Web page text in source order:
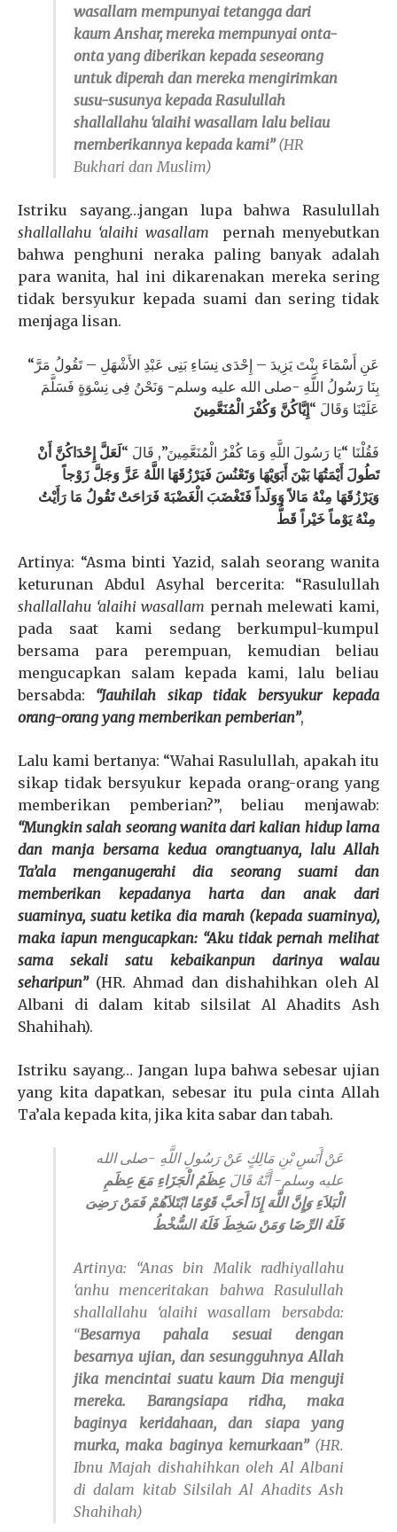
wasallam mempunyai tetangga dari
kaum Anshar, mereka mempunyai onta-
onta yang diberikan kepada seseorang
untuk diperah dan mereka mengirimkan
susu-susunya kepada Rasulullah
shallallahu ‘alaihi wasallam lalu beliau
memberikannya kepada kami”(HR
Bukhari dan Muslim)
Istriku sayang…jangan lupa bahwa Rasulullah
shallallahu ‘alaihi wasallam pernah menyebutkan
bahwa penghuni neraka paling banyak adalah
para wanita, hal ini dikarenakan mereka sering
tidak bersyukur kepada suami dan sering tidak
menjaga lisan.
“عَنِ أَسْمَاءَ بِنْتَ يَزِيدَ – إِحْدَى نِسَاءِ بَنِى عَبْدِ الأَشْهَلِ – تَقُولُ مَرَّ
بِنَا رَسُولُ اللَّهِ -صلى الله عليه وسلم- وَنَحْنُ فِى نِسْوَةٍ فَسَلَّمَ
عَلَيْنَا وَقَالَ “إِيَّاكُنَّ وَكُفْرَ الْمُنَعَّمِينَ
فَقُلْنَا “يَا رَسُولَ اللَّهِ وَمَا كُفْرُ الْمُنَعَّمِينَ”, قَالَ “لَعَلَّ إِحْدَاكُنَّ أَنْ
تَطُولَ أَيْمَتُهَا بَيْنَ أَبَوَيْهَا وَتَعْنُسَ فَيَرْزُقَهَا اللَّهُ عَزَّ وَجَلَّ زَوْجاً
وَيَرْزُقَهَا مِنْهُ مَالاً وَوَلَداً فَتَغْضَبَ الْغَضْبَةَ فَرَاحَتْ تَقُولُ مَا رَأَيْتُ
Artinya: “Asma binti Yazid, salah seorang wanita
keturunan Abdul Asyhal bercerita: “Rasulullah
shallallahu ‘alaihi wasallam pernah melewati kami,
pada saat kami sedang berkumpul-kumpul
bersama para perempuan, kemudian beliau
mengucapkan salam kepada kami, lalu beliau
bersabda: “Jauhilah sikap tidak bersyukur kepada
orang-orang yang memberikan pemberian”,
Lalu kami bertanya: “Wahai Rasulullah, apakah itu
sikap tidak bersyukur kepada orang-orang yang
memberikan pemberian?”, beliau menjawab:
“Mungkin salah seorang wanita dari kalian hidup lama
dan manja bersama kedua orangtuanya, lalu Allah
Ta’ala menganugerahi dia seorang suami dan
memberikan kepadanya harta dan anak dari
suaminya, suatu ketika dia marah (kepada suaminya),
maka iapun mengucapkan: “Aku tidak pernah melihat
sama sekali satu kebaikanpun darinya walau
seharipun”(HR. Ahmad dan dishahihkan oleh Al
Albani di dalam kitab silsilat Al Ahadits Ash
Shahihah).
Istriku sayang… Jangan lupa bahwa sebesar ujian
yang kita dapatkan, sebesar itu pula cinta Allah
Ta’ala kepada kita, jika kita sabar dan tabah.
عَنْ أَنَسِ بْنِ مَالِكٍ عَنْ رَسُولِ اللَّهِ -صلى الله
عليه وسلم- أَنَّهُ قَالَ عِظَمُ الْجَزَاءِ مَعَ عِظَمِ
الْبَلاَءِ وَإِنَّ اللَّهَ إِذَا أَحَبَّ قَوْمًا ابْتَلاَهُمْ فَمَنْ رَضِىَ
فَلَهُ الرِّضَا وَمَنْ سَخِطَ فَلَهُ السُّخْطُ
Artinya: “Anas bin Malik radhiyallahu
‘anhu menceritakan bahwa Rasulullah
shallallahu ‘alaihi wasallam bersabda:
“Besarnya pahala sesuai dengan
besarnya ujian, dan sesungguhnya Allah
jika mencintai suatu kaum Dia menguji
mereka. Barangsiapa ridha, maka
baginya keridahaan, dan siapa yang
murka, maka baginya kemurkaan” (HR.
Ibnu Majah dishahihkan oleh Al Albani
di dalam kitab Silsilah Al Ahadits Ash
Shahihah)